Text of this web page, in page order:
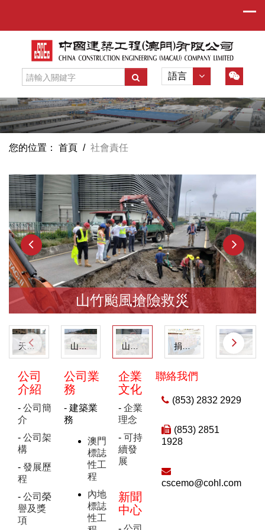
語言
您的位置： 首頁 / 社會責任
山竹颱風搶險救災
天鴿颱風搶險救災 山竹颱風搶險救災義工隊 山竹颱風搶險救災 捐助特區防疫口罩 外僱宿舍營地防疫工程
公司
介紹
- 公司簡
介
- 公司架
構
- 發展歷
程
- 公司榮
譽及獎
項
公司業
務
- 建築業
務
澳門
標誌
性工
程
內地
標誌
性工
企業
文化
-企業
理念
-可持
續發
展
新聞
中心
聯絡我們
(853) 2832 2929
(853) 2851
1928
cscemo@cohl.com